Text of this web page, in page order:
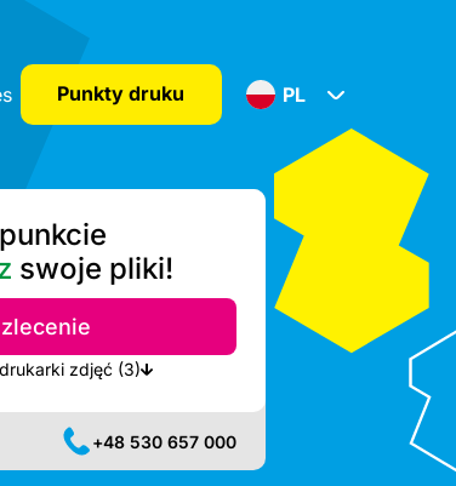
Punkty druku PL
swoje pliki!
Pokaż najbliższe dostępne drukarki zdjęć (3)
+48 530 657 000